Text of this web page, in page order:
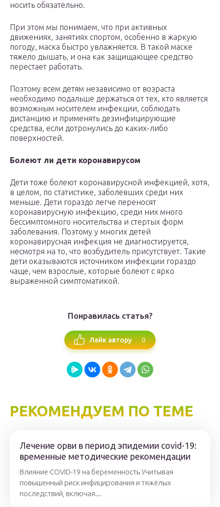
носить обязательно.
При этом мы понимаем, что при активных
движениях, занятиях спортом, особенно в жаркую
погоду, маска быстро увлажняется. В такой маске
тяжело дышать, и она как защищающее средство
перестает работать.
Поэтому всем детям независимо от возраста
необходимо подальше держаться от тех, кто является
возможным носителем инфекции, соблюдать
дистанцию и применять дезинфицирующие
средства, если дотронулись до каких-либо
поверхностей.
Болеют ли дети коронавирусом
Дети тоже болеют коронавирусной инфекцией, хотя,
в целом, по статистике, заболевших среди них
меньше. Дети гораздо легче переносят
коронавирусную инфекцию, среди них много
бессимптомного носительства и стертых форм
заболевания. Поэтому у многих детей
коронавирусная инфекция не диагностируется,
несмотря на то, что возбудитель присутствует. Такие
дети оказываются источником инфекции гораздо
чаще, чем взрослые, которые болеют с ярко
выраженной симптоматикой.
Понравилась статья?
Лайк автору 0
РЕКОМЕНДУЕМ ПО ТЕМЕ
Лечение орви в период эпидемии covid-19:
временные методические рекомендации
Влияние COVID-19 на беременность Учитывая
повышенный риск инфицирования и тяжёлых
последствий, включая...